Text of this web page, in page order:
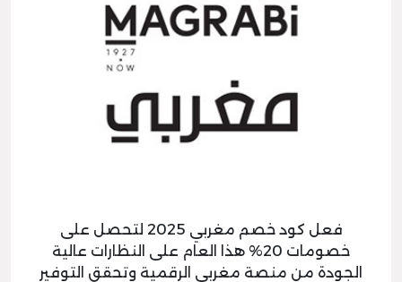
فعل كود خصم مغربي 2025 لتحصل على
خصومات 20% هذا العام على النظارات عالية
الجودة من منصة مغربي الرقمية وتحقق التوفير